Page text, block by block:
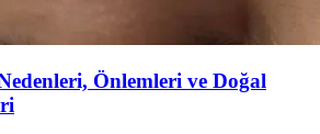
Önlemleri ve Doğal